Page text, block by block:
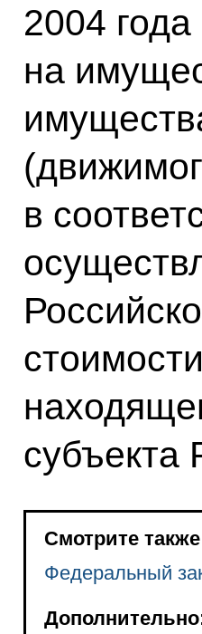
2004
на
в
субъекта
Смотрите
Федеральный